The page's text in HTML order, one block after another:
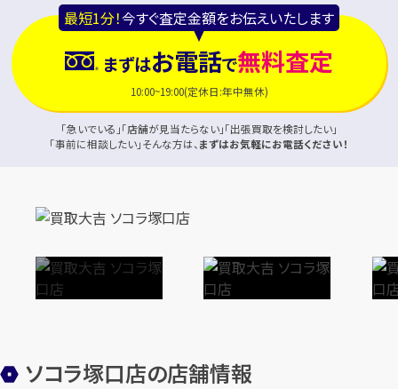
最短1分！今すぐ査定金額をお伝えいたします
まずはお電話で無料査定
10:00~19:00(定休日:年中無休)
「急いでいる」「店舗が見当たらない」「出張買取を検討したい」
「事前に相談したい」そんな方は、 まずはお気軽にお電話ください！
ソコラ塚口店の店舗情報